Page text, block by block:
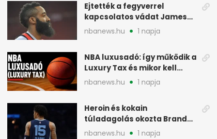
Ejtették a fegyverrel
kapcsolatos vádat James
Harden ellen Texasban
nbanews.hu 1 napja
NBA luxusadó: így működik a
Luxury Tax és mikor kell
fizetni
nbanews.hu 1 napja
Heroin és kokain
túladagolás okozta Brandon
Clarke halálát
nbanews.hu 1 napja